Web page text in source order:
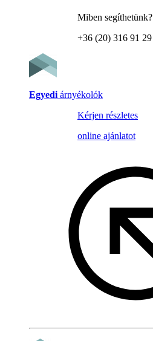
Miben segíthetünk?
+36 (20) 316 91 29
Egyedi árnyékolók
Kérjen részletes
online ajánlatot